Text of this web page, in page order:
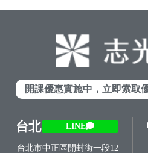
開課優惠實施中，立即索取
台北 LINE
台北市中正區開封街一段12